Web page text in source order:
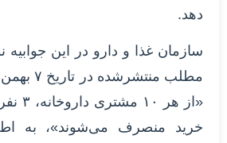
دهد.
سازمان غذا و دارو در این
«از
خرید منصرف می‌شوند»، به